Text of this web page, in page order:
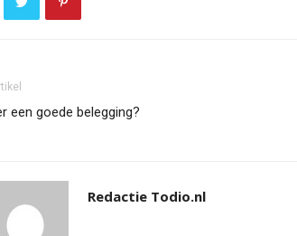
een goede belegging?
Redactie Todio.nl